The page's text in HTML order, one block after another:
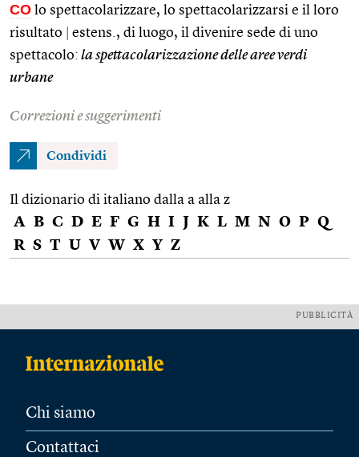
CO lo spettacolarizzare, lo spettacolarizzarsi e il loro
risultato
estens., di luogo, il divenire sede di uno
spettacolo: la spettacolarizzazione delle aree verdi
urbane
Correzioni e suggerimenti
Condividi
Il dizionario di italiano dalla a alla z
A B C D E F G H I J K L M N O P Q
R S T U V W X Y Z
PUBBLICITÀ
Chi siamo
Contattaci